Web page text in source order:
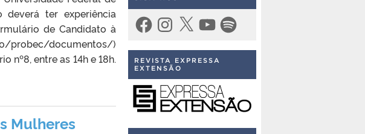
ter experiência
de Candidato à
probec/documentos/)
nº8, entre as 14h e 18h.
Mulheres
FacebookInstagram
X YouTubeSpotify
REVISTA EXPRESSA
EXTENSÃO